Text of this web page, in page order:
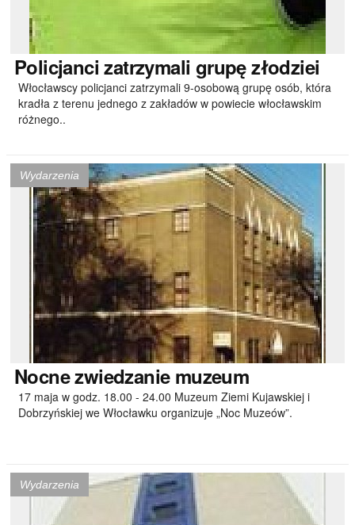
Policjanci zatrzymali grupę złodziei
Włocławscy policjanci zatrzymali 9-osobową grupę osób, która
kradła z terenu jednego z zakładów w powiecie włocławskim
różnego..
Wydarzenia
Nocnezwiedzanie muzeum
17 maja w godz. 18.00 - 24.00 Muzeum Ziemi Kujawskiej i
Dobrzyńskiej we Włocławku organizuje „Noc Muzeów”.
Wydarzenia